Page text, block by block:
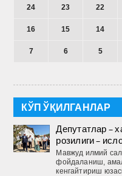
24 23 22
16 15 14
7 6 5
КЎП ЎҚИЛГАНЛАР
Депутатлар –
розилиги –
Мавжуд илмий
фойдаланиш,
кенгайтириш